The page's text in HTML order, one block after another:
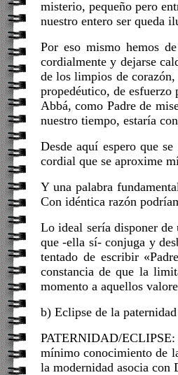
misterio, pequeño pero
nuestro entero ser queda
Por eso mismo hemos
cordialmente y dejarse
de los limpios de
propedéutico, de
Abbá, como Padre de
nuestro tiempo, estaría
Desde aquí espero que
cordial que se aproxime
Y una palabra
Con idéntica razón
Lo ideal sería disponer
que -ella sí- conjuga y
tentado de escribir
constancia de que la
momento a aquellos
b) Eclipse de la
PATERNIDAD/ECLIPSE:
mínimo conocimiento de
la modernidad asocia con